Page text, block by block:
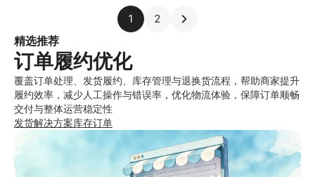
1 2
精选推荐
订单履约优化
覆盖订单处理、发货履约、库存管理与退换货流程，帮助商家提升
履约效率，减少人工操作与错误率，优化物流体验，保障订单顺畅
交付与整体运营稳定性
发货解决方案库存订单